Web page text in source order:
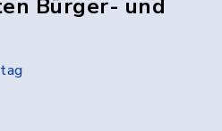
Bürger- und